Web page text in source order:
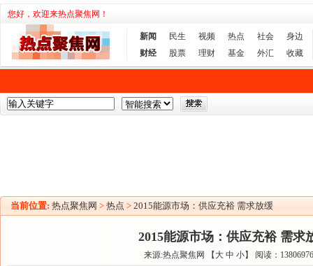
您好，欢迎来热点聚焦网！
新闻 民生 视频 热点 社会
身边
财经
股票 理财 基金 外汇 收藏
当前位置: 热点聚焦网 > 热点 > 2015能源市场：供应充裕 需求放缓
2015能源市场：供应充裕 需求
来源:热点聚焦网 【 大 中 小】 阅读： 13806976